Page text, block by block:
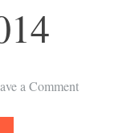
a Commenton